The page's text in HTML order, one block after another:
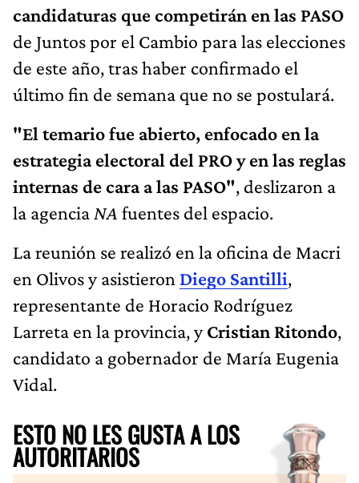
candidaturas que competirán en las PASO
de Juntos por el Cambio para las elecciones
de este año, tras haber confirmado el
último fin de semana que no se postulará.
"El temario fue abierto, enfocado en la
estrategia electoral del PRO y en las reglas
internas de cara a las PASO", deslizaron a
la agencia NA fuentes del espacio.
La reunión se realizó en la oficina de Macri
en Olivos y asistieron Diego Santilli,
representante de Horacio Rodríguez
Larreta en la provincia, yCristian Ritondo,
candidato a gobernador de María Eugenia
Vidal.
ESTO NO LES GUSTA A LOS
AUTORITARIOS